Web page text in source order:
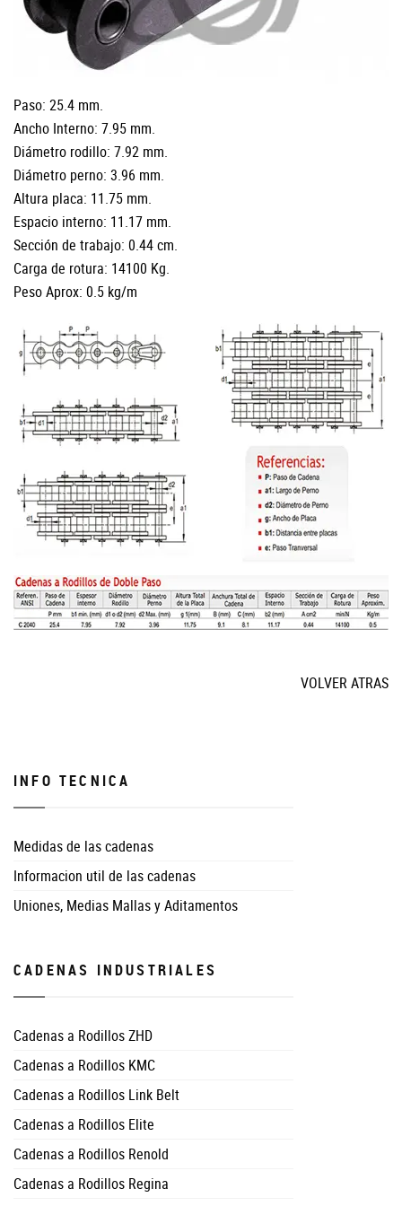
Paso: 25.4 mm.
Ancho Interno: 7.95 mm.
Diámetro rodillo: 7.92 mm.
Diámetro perno: 3.96 mm.
Altura placa: 11.75 mm.
Espacio interno: 11.17 mm.
Sección de trabajo: 0.44 cm.
Carga de rotura: 14100 Kg.
Peso Aprox: 0.5 kg/m
VOLVER ATRAS
INFO TECNICA
Medidas de las cadenas
Informacion util de las cadenas
Uniones, Medias Mallas y Aditamentos
CADENAS INDUSTRIALES
Cadenas a Rodillos ZHD
Cadenas a Rodillos KMC
Cadenas a Rodillos Link Belt
Cadenas a Rodillos Elite
Cadenas a Rodillos Renold
Cadenas a Rodillos Regina